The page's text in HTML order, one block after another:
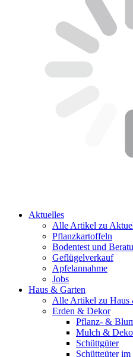
Aktuelles
Alle Artikel zu
Pflanzkartoffeln
Bodentest und
Geflügelverkauf
Apfelannahme
Jobs
Haus & Garten
Alle Artikel zu Haus
Erden & Dekor
Pflanz- &
Mulch &
Schüttgüter
Schüttgüter